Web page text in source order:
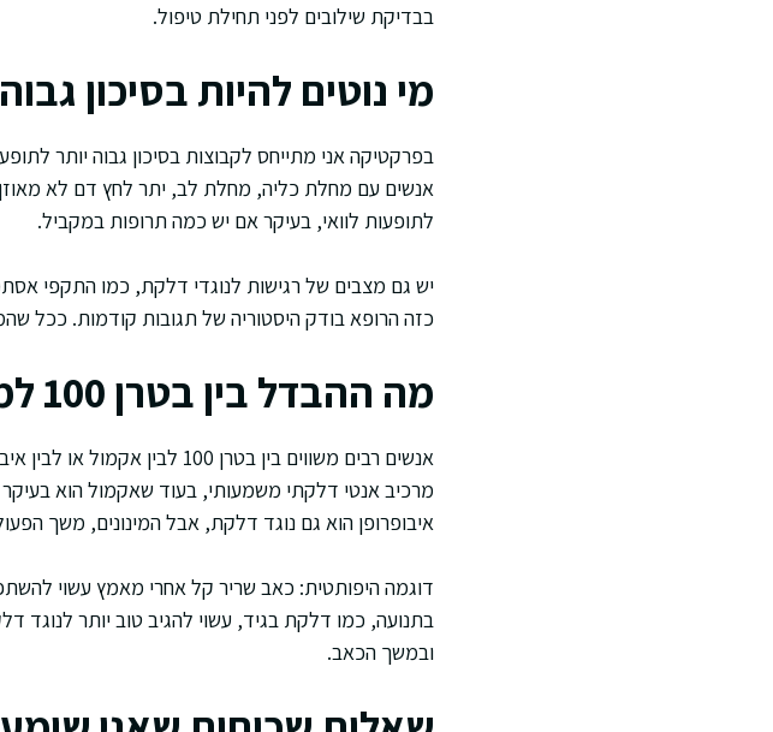
בבדיקת שילובים לפני תחילת טיפול.
מי נוטים להיות בסיכון
בפרקטיקה אני מתייחס לקבוצות בסיכון גבוה יותר
אנשים עם מחלת כליה, מחלת לב, יתר לחץ דם לא
לתופעות לוואי, בעיקר אם יש כמה תרופות במקביל.
יש גם מצבים של רגישות לנוגדי דלקת, כמו התקפי
כזה הרופא בודק היסטוריה של תגובות קודמות. ככל
מה ההבדל בין בטרן 100 למשככי כאבים אחרים
מרכיב אנטי דלקתי משמעותי, בעוד שאקמול הוא
איבופרופן הוא גם נוגד דלקת, אבל המינונים, משך
דוגמה היפותטית: כאב שריר קל אחרי מאמץ עשוי
בתנועה, כמו דלקת בגיד, עשוי להגיב טוב יותר
ובמשך הכאב.